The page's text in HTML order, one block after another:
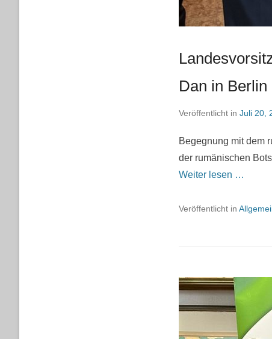
Dan in Berlin
Veröffentlicht in Juli 20,
Begegnung mit dem
der rumänischen
Weiter lesen …
Veröffentlicht in